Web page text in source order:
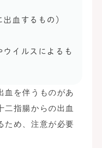
血するもの）
イルスによるも
血を伴うものがあ
二指腸からの出血
ため、注意が必要